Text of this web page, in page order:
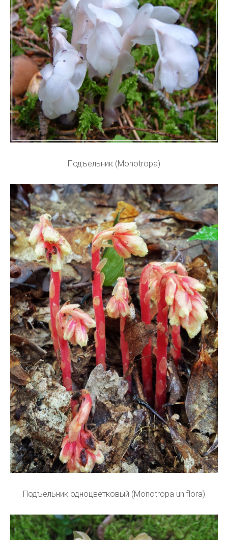
Подъельник (Monotropa)
Подъельник одноцветковый (Monotropa uniflora)